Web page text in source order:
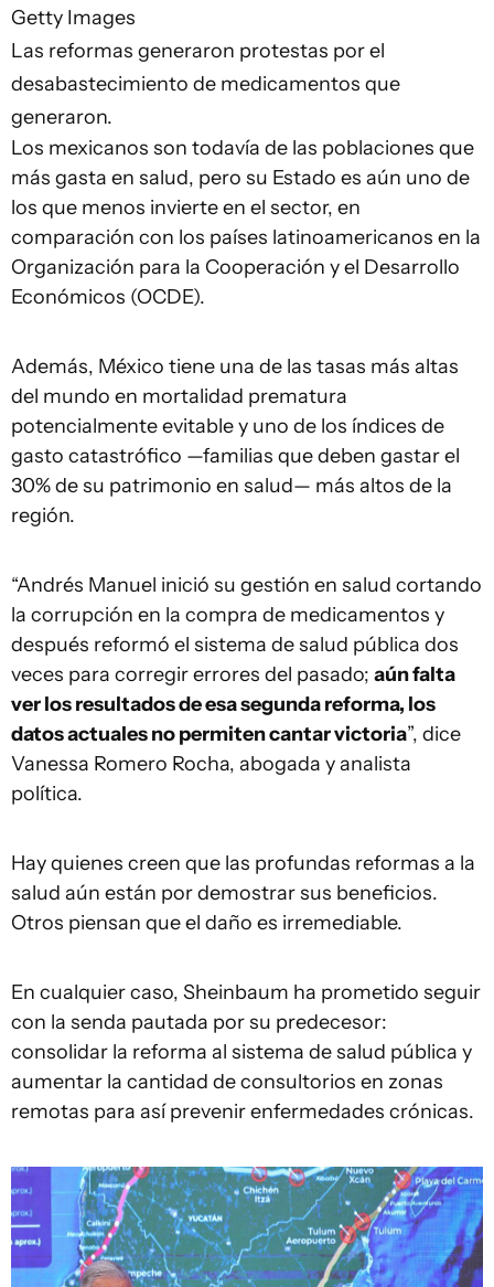
Getty Images
Las reformas generaron protestas por el
desabastecimiento de medicamentos que
generaron.
Los mexicanos son todavía de las poblaciones que
más gasta en salud, pero su Estado es aún uno de
los que menos invierte en el sector, en
comparación con los países latinoamericanos en la
Organización para la Cooperación y el Desarrollo
Económicos (OCDE).
Además, México tiene una de las tasas más altas
del mundo en mortalidad prematura
potencialmente evitable y uno de los índices de
gasto catastrófico —familias que deben gastar el
30% de su patrimonio en salud— más altos de la
región.
“Andrés Manuel inició su gestión en salud cortando
la corrupción en la compra de medicamentos y
después reformó el sistema de salud pública dos
veces para corregir errores del pasado; aún falta
ver los resultados de esa segunda reforma, los
datos actuales no permiten cantar victoria”, dice
Vanessa Romero Rocha, abogada y analista
política.
Hay quienes creen que las profundas reformas a la
salud aún están por demostrar sus beneficios.
Otros piensan que el daño es irremediable.
En cualquier caso, Sheinbaum ha prometido seguir
con la senda pautada por su predecesor:
consolidar la reforma al sistema de salud pública y
aumentar la cantidad de consultorios en zonas
remotas para así prevenir enfermedades crónicas.